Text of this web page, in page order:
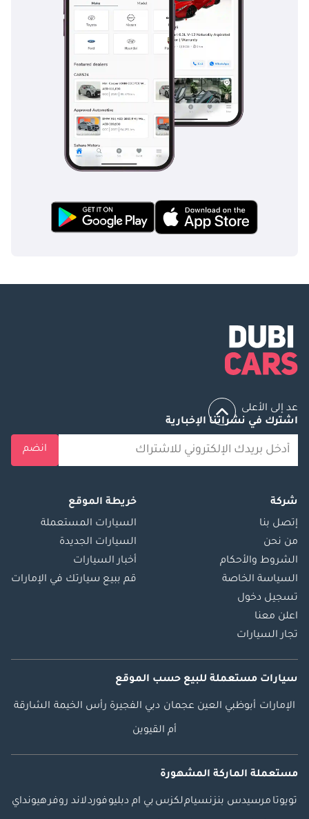
عد إلى الأعلى
اشترك في نشراتنا الإخبارية
انضم
شركة
إتصل بنا
من نحن
الشروط والأحكام
السياسة الخاصة
تسجيل دخول
اعلن معنا
تجار السيارات
خريطة الموقع
السيارات المستعملة
السيارات الجديدة
أخبار السيارات
قم ببيع سيارتك في الإمارات
سيارات مستعملة للبيع حسب الموقع
الإمارات أبوظبي العين عجمان دبي الفجيرة رأس الخيمة الشارقة
أم القيوين
مستعملة الماركة المشهورة
تويوتا مرسيدس بنزنسياملكزس بي ام دبليوفوردلاند روفرهيونداي